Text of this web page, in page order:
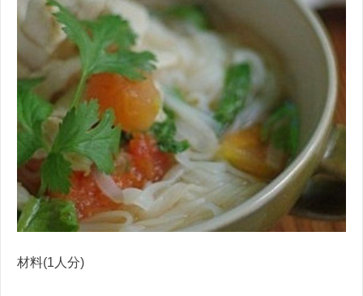
材料(1人分)